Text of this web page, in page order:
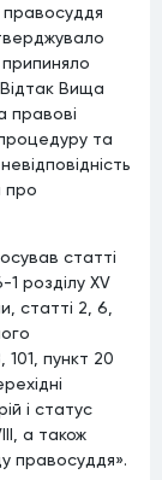
припиняло
Вища
правові
та
про
статті
1 розділу XV
статті 2, 6,
101, пункт 20
і статус
а також
правосуддя».